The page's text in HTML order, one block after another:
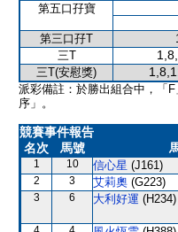
第五口孖寶
第三口孖T
三T
三T(安慰獎)
派彩備註：於勝出組合中，「
序」。
競賽事件報告
名次
馬號
1 10 信心星 (J161)
2 3 艾莉奧 (G223)
3 6 大利好運 (H234)